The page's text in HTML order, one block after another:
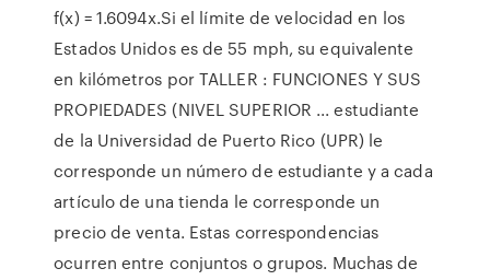
f(x) = 1.6094x.Si el límite de velocidad en los
Estados Unidos es de 55 mph, su equivalente
en kilómetros por TALLER : FUNCIONES Y SUS
PROPIEDADES (NIVEL SUPERIOR ... estudiante
de la Universidad de Puerto Rico (UPR) le
corresponde un número de estudiante y a cada
artículo de una tienda le corresponde un
precio de venta. Estas correspondencias
ocurren entre conjuntos o grupos. Muchas de